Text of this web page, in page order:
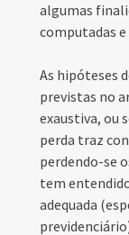
algumas
computadas
As hipóteses
previstas no
exaustiva, ou
perda traz
perdendo-se
tem
adequada